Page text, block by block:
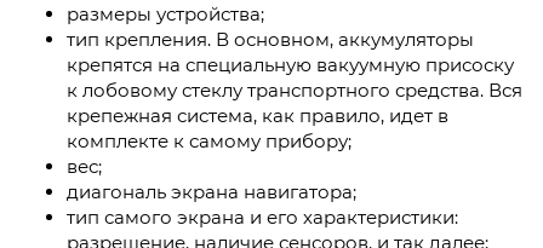
размеры устройства;
тип крепления. В основном, аккумуляторы
крепятся на специальную вакуумную присоску
к лобовому стеклу транспортного средства. Вся
крепежная система, как правило, идет в
комплекте к самому прибору;
вес;
диагональ экрана навигатора;
тип самого экрана и его характеристики:
разрешение, наличие сенсоров, и так далее;